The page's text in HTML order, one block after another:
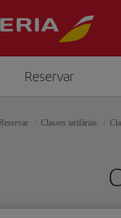
Reservar
Reservar Classes tarifárias